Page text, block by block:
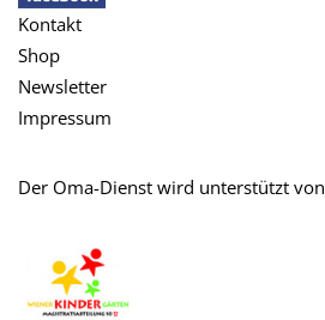
Kontakt
Shop
Newsletter
Impressum
Der Oma-Dienst wird unterstützt von